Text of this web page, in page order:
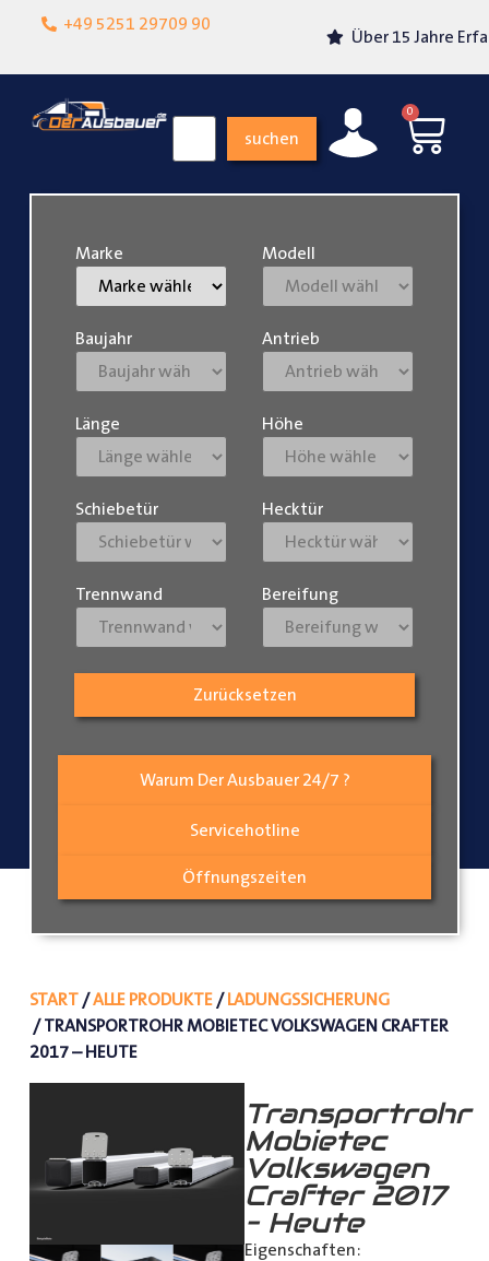
+49 5251 29709 90
Lokalgeschäft in
Über 15 Jahre Erfahrung
suchen
0
Warum Der Ausbauer 24/7 ?
Servicehotline
Öffnungszeiten
Marke Modell
Baujahr Antrieb
Länge Höhe
Schiebetür Hecktür
Trennwand Bereifung
Zurücksetzen
START/ALLE PRODUKTE/LADUNGSSICHERUNG
/ TRANSPORTROHR MOBIETEC VOLKSWAGEN CRAFTER
2017 – HEUTE
Transportrohr
Mobietec
Volkswagen
Crafter 2017
– Heute
Eigenschaften: